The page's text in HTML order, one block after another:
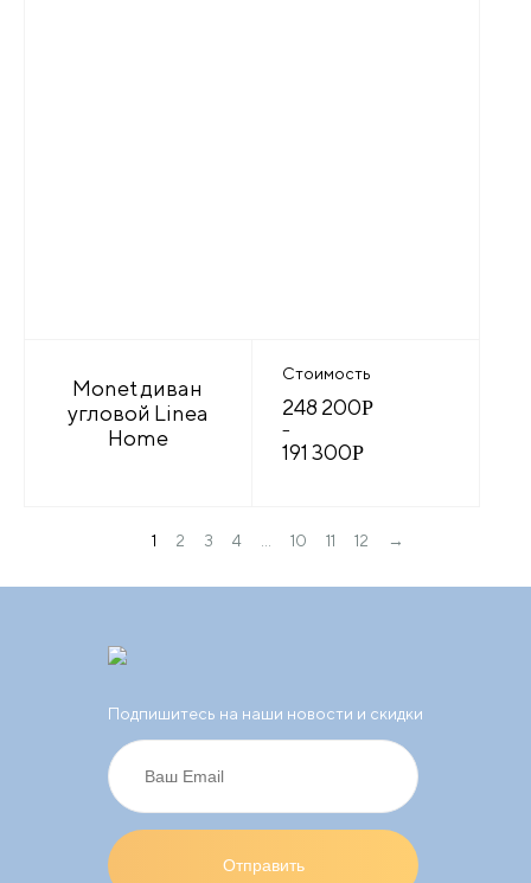
Monet диван
угловой Linea
Home
Стоимость
191 300Р
–
248 200Р
1 2 3 4 10 11 12 →
Подпишитесь на наши новости и скидки